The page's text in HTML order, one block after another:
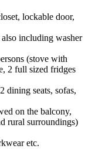
lockable door,
including washer
(stove with
2 full sized fridges
dining seats, sofas,
on the balcony,
rural surroundings)
etc.